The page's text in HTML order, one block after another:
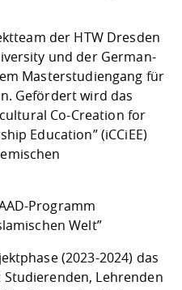
der HTW Dresden
und der German-
Masterstudiengang für
Gefördert wird das
Co-Creation for
Education” (iCCiEE)
Programm
Welt”
(2023-2024) das
Lehrenden